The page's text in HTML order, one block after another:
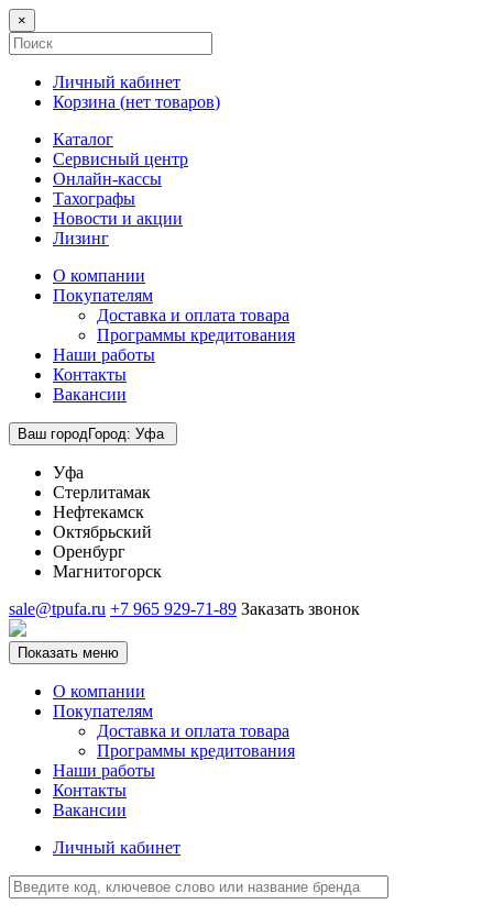
×
Личный кабинет
Корзина (нет товаров)
Каталог
Сервисный центр
Онлайн-кассы
Тахографы
Новости и акции
Лизинг
О компании
Покупателям
Доставка и оплата товара
Программы кредитования
Наши работы
Контакты
Вакансии
Ваш городГород: Уфа
Уфа
Стерлитамак
Нефтекамск
Октябрьский
Оренбург
Магнитогорск
sale@tpufa.ru +7 965 929-71-89 Заказать звонок
Показать меню
О компании
Покупателям
Доставка и оплата товара
Программы кредитования
Наши работы
Контакты
Вакансии
Личный кабинет